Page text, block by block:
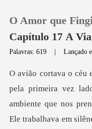
Loja
O Amor que
Capítulo 17 A
Palavras: 619 |Lançado
que nos
Ele trabalhava em